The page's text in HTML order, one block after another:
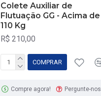
Colete Auxiliar de
Flutuação GG - Acima de
110 Kg
R$ 210,00
COMPRAR
Compre agora! Pergunte-nos